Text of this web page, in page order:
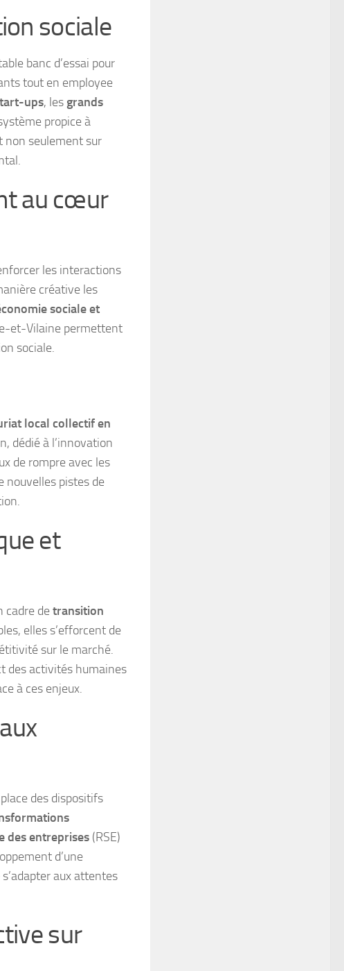
sociale
banc d’essai pour
tout en employee
ups, les grands
propice à
non seulement sur
au cœur
les interactions
créative les
sociale et
et-Vilaine permettent
sociale.
local collectif en
dédié à l’innovation
de rompre avec les
nouvelles pistes de
et
cadre detransition
elles s’efforcent de
sur le marché.
des activités humaines
à ces enjeux.
des dispositifs
des entreprises (RSE)
d’une
aux attentes
sur